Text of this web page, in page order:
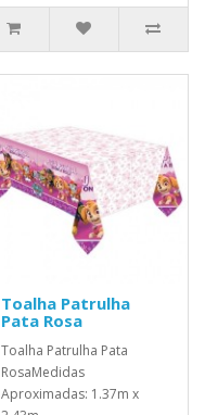
Toalha Patrulha
Pata Rosa
Toalha Patrulha Pata
RosaMedidas
Aproximadas: 1.37m x